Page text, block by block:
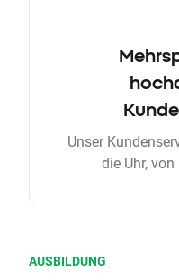
Unser
die Uhr,
AUSBILDUNG